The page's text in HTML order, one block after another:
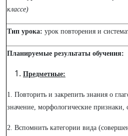
классе)
Тип урока: урок повторения и
Планируемые результаты обучения:
Предметные:
1. Повторить и закрепить знания о
значение, морфологические признаки,
2. Вспомнить категории вида